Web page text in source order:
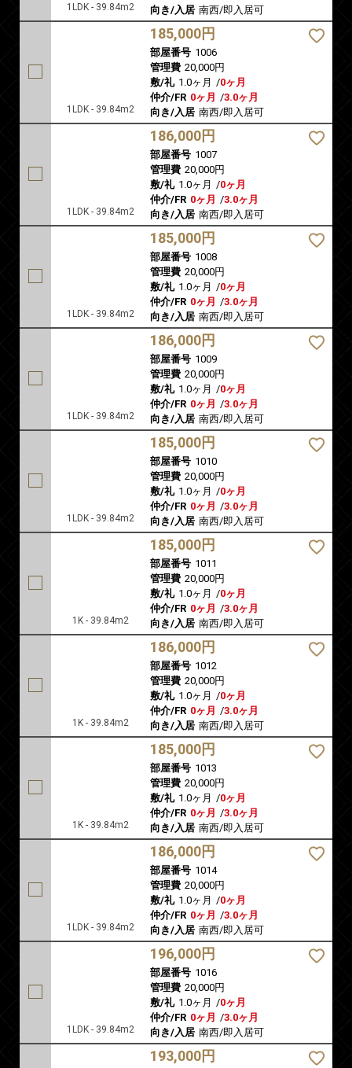
1LDK - 39.84m2
向き/入居 南西/即入居可
1LDK - 39.84m2
185,000円
部屋番号 1006
管理費 20,000円
敷/礼 1.0ヶ月 /0ヶ月
仲介/FR 0ヶ月 /3.0ヶ月
向き/入居 南西/即入居可
1LDK - 39.84m2
186,000円
部屋番号 1007
管理費 20,000円
敷/礼 1.0ヶ月 /0ヶ月
仲介/FR 0ヶ月 /3.0ヶ月
向き/入居 南西/即入居可
1LDK - 39.84m2
185,000円
部屋番号 1008
管理費 20,000円
敷/礼 1.0ヶ月 /0ヶ月
仲介/FR 0ヶ月 /3.0ヶ月
向き/入居 南西/即入居可
1LDK - 39.84m2
186,000円
部屋番号 1009
管理費 20,000円
敷/礼 1.0ヶ月 /0ヶ月
仲介/FR 0ヶ月 /3.0ヶ月
向き/入居 南西/即入居可
1LDK - 39.84m2
185,000円
部屋番号 1010
管理費 20,000円
敷/礼 1.0ヶ月 /0ヶ月
仲介/FR 0ヶ月 /3.0ヶ月
向き/入居 南西/即入居可
1K - 39.84m2
185,000円
部屋番号 1011
管理費 20,000円
敷/礼 1.0ヶ月 /0ヶ月
仲介/FR 0ヶ月 /3.0ヶ月
向き/入居 南西/即入居可
1K - 39.84m2
186,000円
部屋番号 1012
管理費 20,000円
敷/礼 1.0ヶ月 /0ヶ月
仲介/FR 0ヶ月 /3.0ヶ月
向き/入居 南西/即入居可
1K - 39.84m2
185,000円
部屋番号 1013
管理費 20,000円
敷/礼 1.0ヶ月 /0ヶ月
仲介/FR 0ヶ月 /3.0ヶ月
向き/入居 南西/即入居可
1LDK - 39.84m2
186,000円
部屋番号 1014
管理費 20,000円
敷/礼 1.0ヶ月 /0ヶ月
仲介/FR 0ヶ月 /3.0ヶ月
向き/入居 南西/即入居可
1LDK - 39.84m2
196,000円
部屋番号 1016
管理費 20,000円
敷/礼 1.0ヶ月 /0ヶ月
仲介/FR 0ヶ月 /3.0ヶ月
向き/入居 南西/即入居可
193,000円